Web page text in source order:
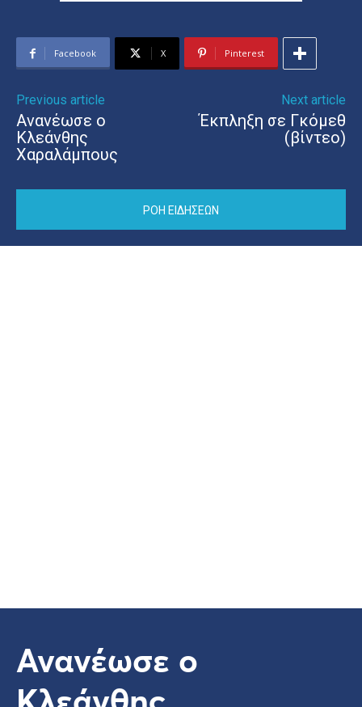
Facebook X Pinterest
Previous article
Ανανέωσε ο
Κλεάνθης
Χαραλάμπους
Next article
Έκπληξη σε Γκόμεθ
(βίντεο)
ΡΟΗ ΕΙΔΗΣΕΩΝ